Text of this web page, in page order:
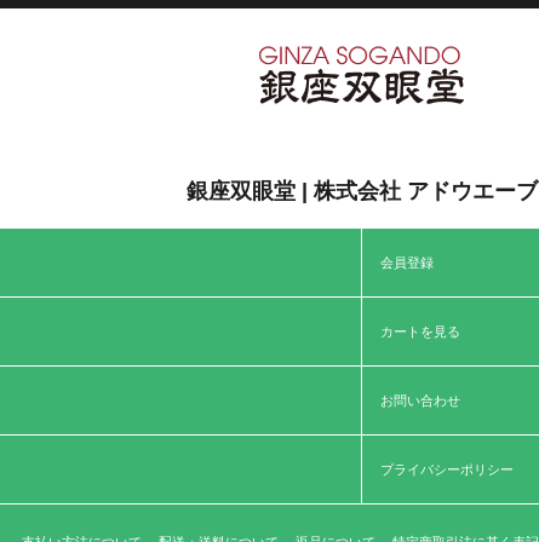
銀座双眼堂 | 株式会社 アドウエーブ
会員登録
カートを見る
お問い合わせ
プライバシーポリシー